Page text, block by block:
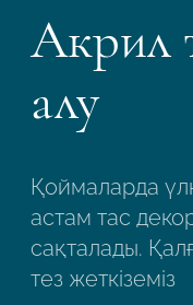
Акрил
алу
Қоймаларда
астам тас
сақталады.
тез жеткіземіз